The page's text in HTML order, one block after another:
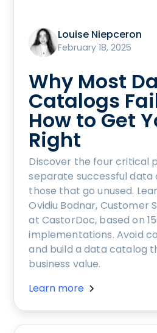
Louise Niepceron
February 18, 2025
Why Most
Catalogs
How to Get
Right
Discover the four critical
separate successful
those that go unused.
Ovidiu Bodnar, Customer
at CastorDoc, based on
implementations. Avoid
and build a data catalog
business value.
Learn more